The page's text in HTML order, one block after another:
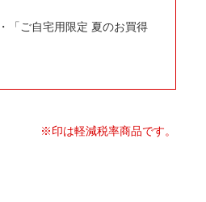
「ご自宅用限定 夏のお買得
※印は軽減税率商品です。